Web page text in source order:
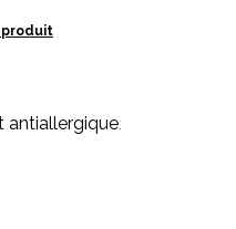
produit
antiallergique.